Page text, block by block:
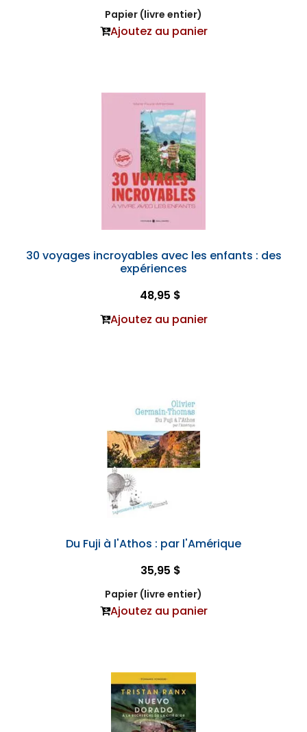
Papier (livre entier)
Ajoutez au panier
30 voyages incroyables avec les enfants : des
expériences
48,95 $
Ajoutez au panier
Du Fuji à l'Athos : par l'Amérique
35,95 $
Papier (livre entier)
Ajoutez au panier